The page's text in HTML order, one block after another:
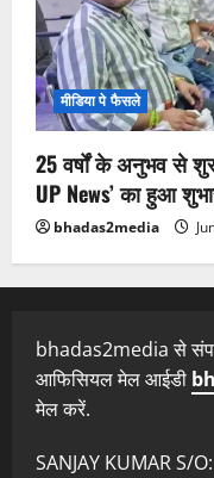
मीडिया पे फैसले
25 वर्षों के अनुभव से
UP News’ का हुआ
bhadas2media
bhadas2media से
आफिसियल मेल आईडी
मेल करें.
SANJAY KUMAR S/